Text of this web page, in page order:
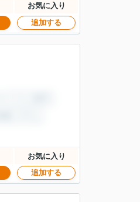
お気に入り
追加する
お気に入り
追加する